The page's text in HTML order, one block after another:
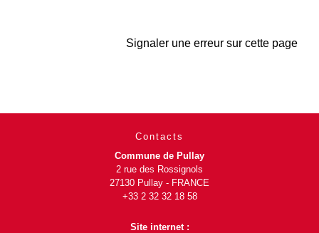
Signaler une erreur sur cette page
Contacts
Commune de Pullay
2 rue des Rossignols
27130 Pullay - FRANCE
+33 2 32 32 18 58
Site internet :